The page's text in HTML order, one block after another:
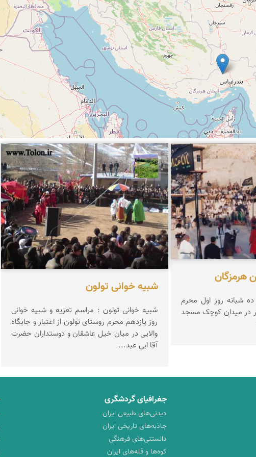
هرمزگان
شبانه روز اول محرم
هر روز عصر در میدان کوچک مسجد
سیدعیسی خانكشی زاده
شبیه خوانی تولون
شبیه خوانی تولون : مراسم تعزیه و شبیه خوانی
روز یازدهم محرم روستای تولون از اعتبار و جایگاه
والایی در میان خیل عاشقان و دوستداران حضرت
آقا ابی عبد...
جغرافیای گردشگری
دیدنی‌های طبیعی ایران
جاذبه‌های تاریخی ایران
دانستنی‌های فرهنگی
کوه‌ها و قله‌های ایران